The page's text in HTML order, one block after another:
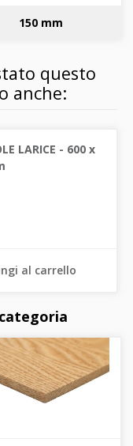
150 mm
questo
anche:
LARICE - 600 x
al carrello